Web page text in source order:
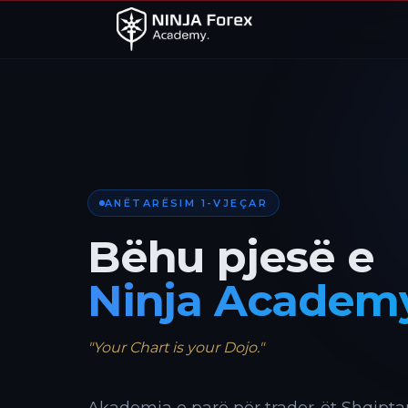
ANËTARËSIM 1-VJEÇAR
Bëhu pjesë e
Ninja
"Your Chart is your Dojo."